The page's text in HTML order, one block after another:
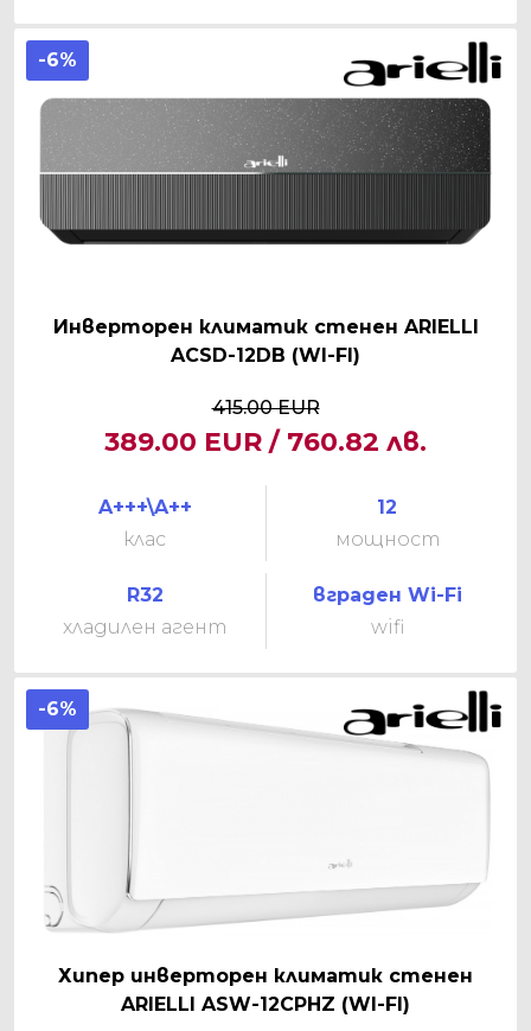
-6%
Инверторен климатик стенен ARIELLI
ACSD-12DB (WI-FI)
415.00 EUR
389.00 EUR / 760.82 лв.
A+++\A++
клас
12
мощност
R32
хладилен агент
вграден Wi-Fi
wifi
-6%
Хипер инверторен климатик стенен
ARIELLI ASW-12CPHZ (WI-FI)